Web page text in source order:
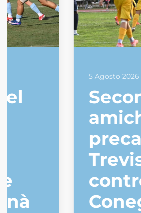
Seconda
amichevole
Treviso
contro un
Conegliano